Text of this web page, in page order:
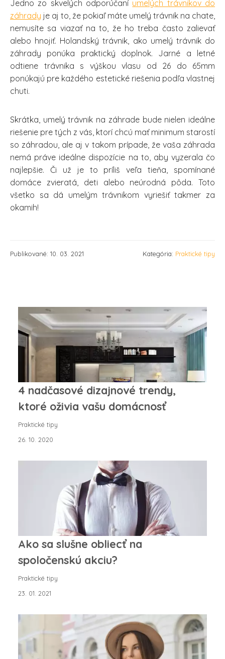
Jedno zo skvelých odporúčaní umelých trávnikov do
záhrady je aj to, že pokiaľ máte umelý trávnik na chate,
nemusíte sa viazať na to, že ho treba často zalievať
alebo hnojiť. Holandský trávnik, ako umelý trávnik do
záhrady ponúka praktický doplnok. Jarné a letné
odtiene trávnika s výškou vlasu od 26 do 65mm
ponúkajú pre každého estetické riešenia podľa vlastnej
chuti.
Skrátka, umelý trávnik na záhrade bude nielen ideálne
riešenie pre tých z vás, ktorí chcú mať minimum starostí
so záhradou, ale aj v takom prípade, že vaša záhrada
nemá práve ideálne dispozície na to, aby vyzerala čo
najlepšie. Či už je to príliš veľa tieňa, spomínané
domáce zvieratá, deti alebo neúrodná pôda. Toto
všetko sa dá umelým trávnikom vyriešiť takmer za
okamih!
Publikované: 10. 03. 2021 Kategória: Praktické tipy
4 nadčasové dizajnové trendy,
ktoré oživia vašu domácnosť
Praktické tipy
26. 10. 2020
Ako sa slušne obliecť na
spoločenskú akciu?
Praktické tipy
23. 01. 2021